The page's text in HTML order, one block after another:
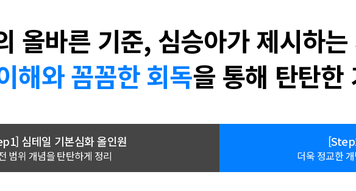
올바른 기준, 심승아가 제시하
해와 꼼꼼한 회독을 통해 탄탄한
심테일 기본심화 올인원
범위 개념을 탄탄하게 정리 더욱 정교한